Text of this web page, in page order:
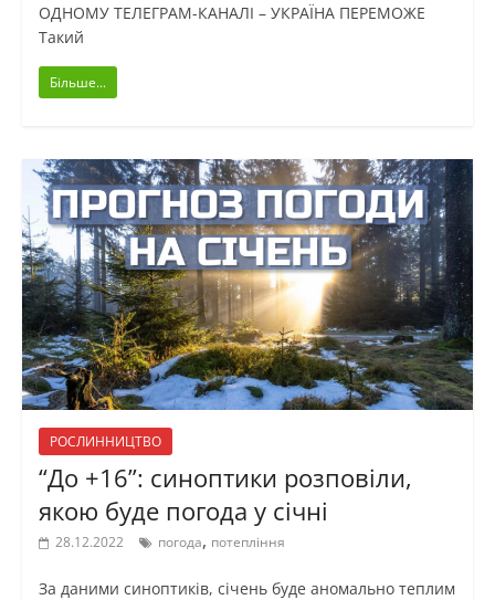
ОДНОМУ ТЕЛЕГРАМ-КАНАЛІ – УКРАЇНА ПЕРЕМОЖЕ
Такий
Більше...
РОСЛИННИЦТВО
“До +16”: синоптики розповіли,
якою буде погода у січні
28.12.2022 погода, потепління
За даними синоптиків, січень буде аномально теплим